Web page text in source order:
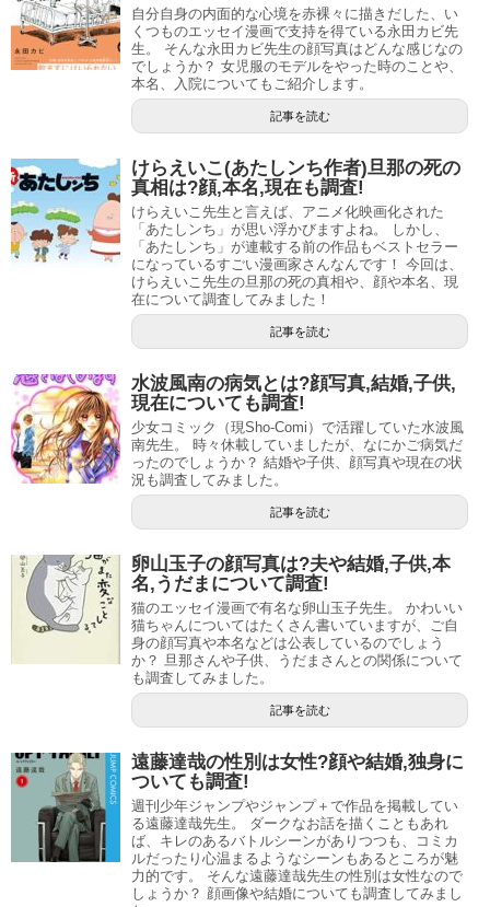
作品
マラソン2年生（2010年）
ひとり暮らしな日々。（2010年）
愛しのローカルごはん旅 もう一杯！（2011年）
うちの犬（ムク）、知りませんか？（2012年）
アジアで花咲け！なでしこたち（2012年）
アジアで花咲け！なでしこたち2（2013年）
へなちょこ手づくり生活（2013年）
海外マラソンRunRun旅（2014年）
親孝行できるかな？（2014年）
はらぺこ万歳! 家ごはん、外ごはん、ときどき旅ご
はん（2014年）
ひとりぐらしも何年め？（2015年）
お祭り万歳！日本全国、四季の祭りとご当地ごはん
良いかげんごはん（2016年）
お互い40代婚（2018年）
はらぺこ万歳！おかわり夫婦ごはん&親子ごはん
（2020年）
おかあさんライフ。（2020年）
お弁当デイズ（2021年～）
体力アップ1年生（2021年～）
一人暮らし、マラソン、ごはん、生活などなど、自身を題
材にさまざまなエッセイを漫画化しているたかぎなおこ先
優しいタッチのイラストなので多くの人に受け入れやす
く、読みやすいところが魅力です。
これからもたかぎなおこ先生の過ごしている日々を漫画と
して伝えていってほしいですね。
関連記事 慎本真の旦那は?結婚や顔,子供(娘),大学,学歴についても調査!
マキヒロチの結婚した旦那は?顔写真,本名,出身地についても調査!
引用元：Amazon
たかぎなおこ先生はひとりぐらしエッセイコミックを何冊
も発行していますが、この度約17年の一人暮らしを終え、
結婚しました。
婚活というほどではありませんが、新しい出会いを求めて
行動した結果、良縁に恵まれたようですよ。
年齢が年齢だったため、お付き合いしてから3～4ヶ月ほど
で今後のことを確認し、ご夫婦ともに40代ということで、
結婚したようです。
詳しいいきさつは、2018年に発売された「お互い40代婚」
というエッセイコミック本に描かれています。
表紙はおめでたい熨斗のデザインになっており、縁起のい
い雰囲気が伝わってきますよ。
離婚に関しての情報ですが、結婚後にたかぎなおこ先生が
離婚したという情報はありませんでした。
現在でも旦那さんが仕事に行くときにお弁当を作ったり
と、仲睦まじい様子ですよ。
松本ぷりっつの顔は美人?本名は?旦那とは離婚?オススメ作品も紹介!
高津カリノの顔写真はかわいい?本名,公務員,結婚や旦那についても!
たかぎなおこの旦那（夫）の職業は？
少さんになりました。
約10分の距離を電動自転車で送り迎えしてあげているそう
あっという間に大きくなりそうですね。
関連記事 ナガノ(漫画家)の顔は?性別は女性!結婚,旦那,年齢について調査!
関連記事 新久千映の顔写真は?結婚,旦那,猫,本名,読み方も調査!
たかぎなおこさんと加藤さんの関係は？
引用元：Amazon
加藤さんは、たかぎなおこ先生の担当の編集さんです。
本名は加藤玲奈（かとうれな）で、元東京ウォーカー編集
自分自身の内面的な心境を赤裸々に描きだした、い
くつものエッセイ漫画で支持を得ている永田カビ先
生。 そんな永田カビ先生の顔写真はどんな感じなの
でしょうか？ 女児服のモデルをやった時のことや、
本名、入院についてもご紹介します。
記事を読む
けらえいこ(あたしンち作者)旦那の死の
真相は?顔,本名,現在も調査!
けらえいこ先生と言えば、アニメ化映画化された
「あたしンち」が思い浮かびますよね。 しかし、
「あたしンち」が連載する前の作品もベストセラー
になっているすごい漫画家さんなんです！ 今回は、
けらえいこ先生の旦那の死の真相や、顔や本名、現
在について調査してみました！
記事を読む
水波風南の病気とは?顔写真,結婚,子供,
現在についても調査!
少女コミック（現Sho-Comi）で活躍していた水波風
南先生。 時々休載していましたが、なにかご病気だ
ったのでしょうか？ 結婚や子供、顔写真や現在の状
況も調査してみました。
記事を読む
卵山玉子の顔写真は?夫や結婚,子供,本
名,うだまについて調査!
猫のエッセイ漫画で有名な卵山玉子先生。 かわいい
猫ちゃんについてはたくさん書いていますが、ご自
身の顔写真や本名などは公表しているのでしょう
か？ 旦那さんや子供、うだまさんとの関係について
も調査してみました。
記事を読む
遠藤達哉の性別は女性?顔や結婚,独身に
ついても調査!
週刊少年ジャンプやジャンプ＋で作品を掲載してい
る遠藤達哉先生。 ダークなお話を描くこともあれ
ば、キレのあるバトルシーンがありつつも、コミカ
ルだったり心温まるようなシーンもあるところが魅
力的です。 そんな遠藤達哉先生の性別は女性なので
しょうか？ 顔画像や結婚についても調査してみまし